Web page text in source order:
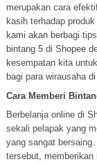
merupakan cara
kasih terhadap
kami akan berbagi
bintang 5 di Shopee
kesempatan kita
bagi para wirausaha
Cara Memberi
Berbelanja online di
sekali pelapak yang
yang sangat
tersebut,